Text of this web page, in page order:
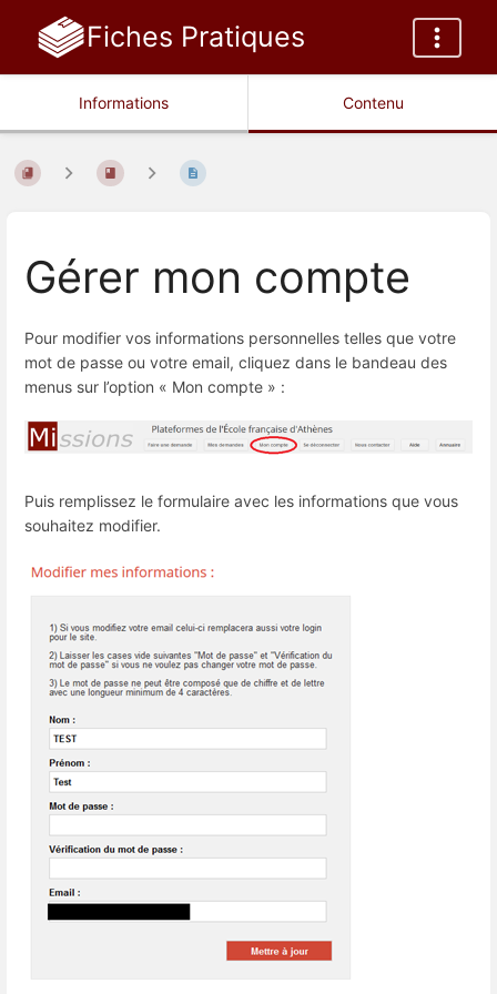
Fiches Pratiques
Informations Contenu
Gérer mon compte
Pour modifier vos informations personnelles telles que votre
mot de passe ou votre email, cliquez dans le bandeau des
menus sur l’option « Mon compte » :
Puis remplissez le formulaire avec les informations que vous
souhaitez modifier.